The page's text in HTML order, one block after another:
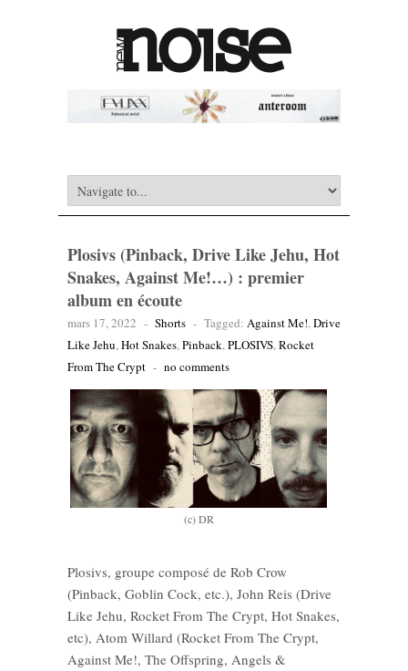
Plosivs (Pinback, Drive Like Jehu, Hot
Snakes, Against Me!…) : premier
album en écoute
mars 17, 2022 - Shorts - Tagged: Against Me!,Drive
Like Jehu,Hot Snakes,Pinback,PLOSIVS,Rocket
From The Crypt - no comments
(c) DR
Plosivs, groupe composé de Rob Crow
(Pinback, Goblin Cock, etc.), John Reis (Drive
Like Jehu, Rocket From The Crypt, Hot Snakes,
etc), Atom Willard (Rocket From The Crypt,
Against Me!, The Offspring, Angels &